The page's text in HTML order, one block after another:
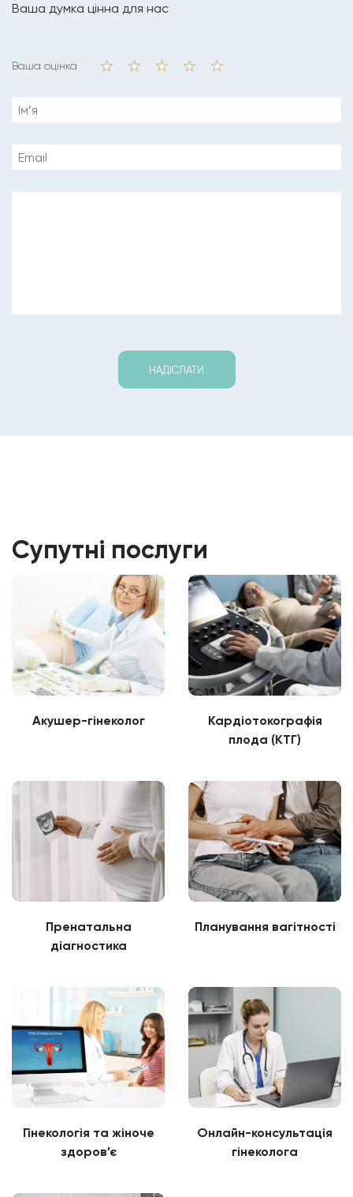
Ваша думка цінна для нас
Ваша оцінка
Супутні послуги
Акушер-гінеколог
Кардіотокографія
плода (КТГ)
Пренатальна
діагностика
Планування вагітності
Гінекологія та жіноче
здоров’є
Онлайн-консультація
гінеколога